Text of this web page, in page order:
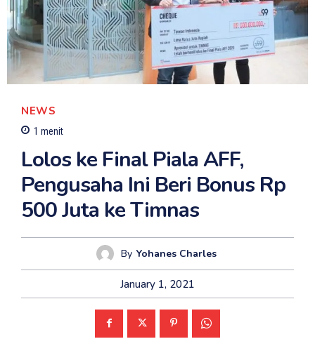
NEWS
1 menit
Lolos ke Final Piala AFF,
Pengusaha Ini Beri Bonus Rp
500 Juta ke Timnas
By Yohanes Charles
January 1, 2021